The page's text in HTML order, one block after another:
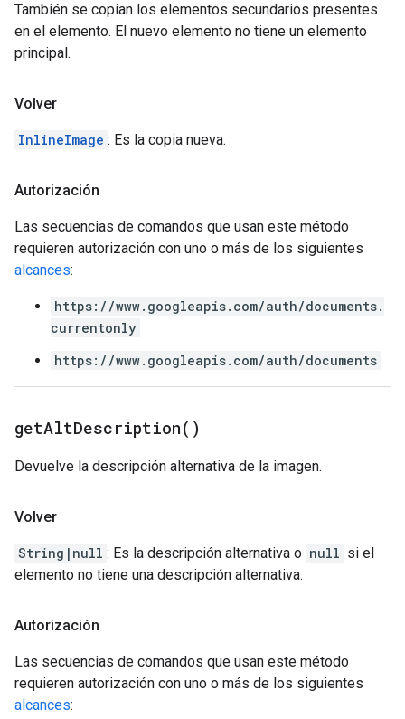
También se copian los elementos secundarios presentes
en el elemento. El nuevo elemento no tiene un elemento
principal.
Volver
InlineImage : Es la copia nueva.
Autorización
Las secuencias de comandos que usan este método
requieren autorización con uno o más de los siguientes
alcances:
https://www.googleapis.com/auth/documents.
currentonly
https://www.googleapis.com/auth/documents
getAltDescription( )
Devuelve la descripción alternativa de la imagen.
Volver
String|null : Es la descripción alternativa o null si el
elemento no tiene una descripción alternativa.
Autorización
Las secuencias de comandos que usan este método
requieren autorización con uno o más de los siguientes
alcances: